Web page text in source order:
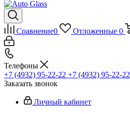
Сравнение0 Отложенные 0
Телефоны
+7 (4932) 95-22-22 +7 (4932) 95-22-22
Заказать звонок
Личный кабинет